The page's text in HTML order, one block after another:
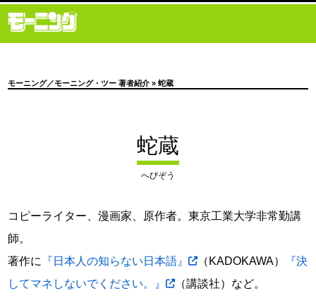
モーニング／モーニング・ツー 著者紹介 » 蛇蔵
蛇蔵
へびぞう
コピーライター、漫画家、原作者。東京工業大学非常勤講
師。
著作に
『日本人の知らない日本語』 （KADOKAWA）
『決
してマネしないでください。』
（講談社）など。